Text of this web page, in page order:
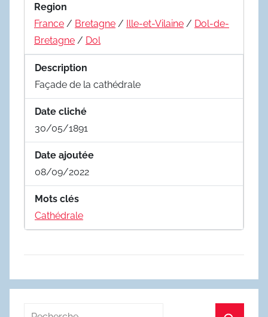
Region
France / Bretagne / Ille-et-Vilaine / Dol-de-
Bretagne / Dol
Description
Façade de la cathédrale
Date cliché
30/05/1891
Date ajoutée
08/09/2022
Mots clés
Cathédrale
Recherche